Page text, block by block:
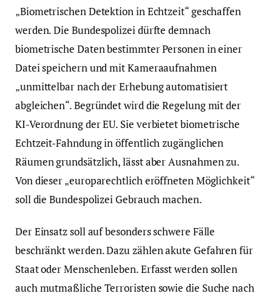
„Biometrischen Detektion in Echtzeit“ geschaffen
werden. Die Bundespolizei dürfte demnach
biometrische Daten bestimmter Personen in einer
Datei speichern und mit Kameraaufnahmen
„unmittelbar nach der Erhebung automatisiert
abgleichen“. Begründet wird die Regelung mit der
KI-Verordnung der EU. Sie verbietet biometrische
Echtzeit-Fahndung in öffentlich zugänglichen
Räumen grundsätzlich, lässt aber Ausnahmen zu.
Von dieser „europarechtlich eröffneten Möglichkeit“
soll die Bundespolizei Gebrauch machen.
Der Einsatz soll auf besonders schwere Fälle
beschränkt werden. Dazu zählen akute Gefahren für
Staat oder Menschenleben. Erfasst werden sollen
auch mutmaßliche Terroristen sowie die Suche nach